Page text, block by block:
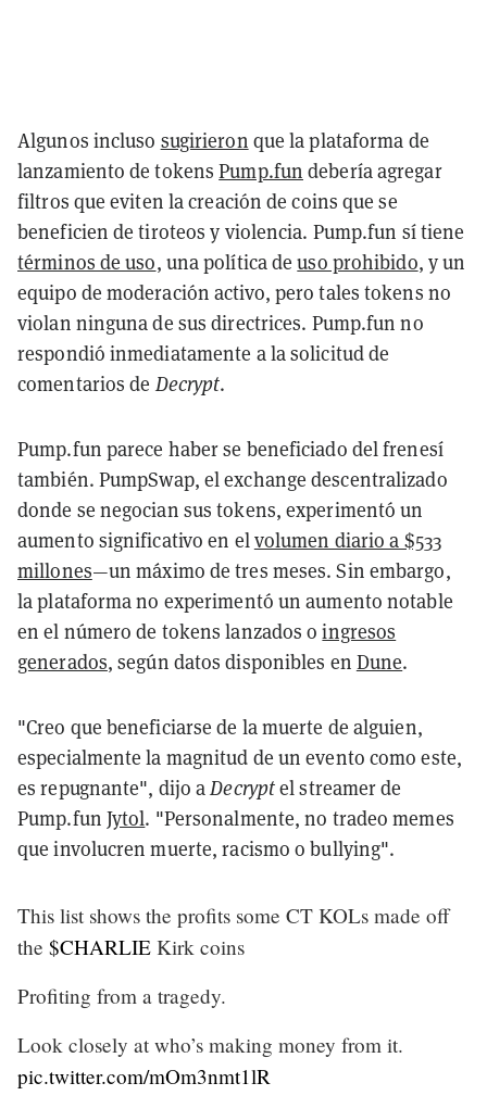
Algunos incluso sugirieron que la plataforma de
lanzamiento de tokensPump.fun debería agregar
filtros que eviten la creación de coins que se
beneficien de tiroteos y violencia. Pump.fun sí tiene
términos de uso, una política deuso prohibido, y un
equipo de moderación activo, pero tales tokens no
violan ninguna de sus directrices. Pump.fun no
respondió inmediatamente a la solicitud de
comentarios de Decrypt.
Pump.fun parece haber se beneficiado del frenesí
también. PumpSwap, el exchange descentralizado
donde se negocian sus tokens, experimentó un
aumento significativo en elvolumen diario a $533
millones—un máximo de tres meses. Sin embargo,
la plataforma no experimentó un aumento notable
en el número de tokens lanzados oingresos
generados, según datos disponibles en Dune.
"Creo que beneficiarse de la muerte de alguien,
especialmente la magnitud de un evento como este,
es repugnante", dijo aDecryptel streamer de
Pump.fun Jytol. "Personalmente, no tradeo memes
que involucren muerte, racismo o bullying".
This list shows the profits some CT KOLs made off
the $CHARLIE Kirk coins
Profiting from a tragedy.
Look closely at who’s making money from it.
pic.twitter.com/mOm3nmt1lR